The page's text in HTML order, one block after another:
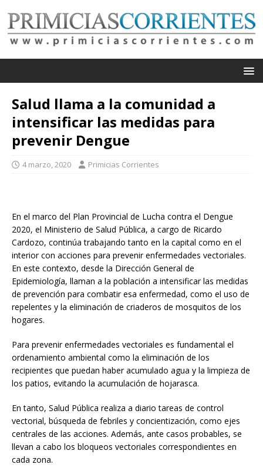
Salud llama a la comunidad a
intensificar las medidas para
prevenir Dengue
4 marzo, 2020 Primicias Corrientes
En el marco del Plan Provincial de Lucha contra el Dengue
2020, el Ministerio de Salud Pública, a cargo de Ricardo
Cardozo, continúa trabajando tanto en la capital como en el
interior con acciones para prevenir enfermedades vectoriales.
En este contexto, desde la Dirección General de
Epidemiología, llaman a la población a intensificar las medidas
de prevención para combatir esa enfermedad, como el uso de
repelentes y la eliminación de criaderos de mosquitos de los
hogares.
Para prevenir enfermedades vectoriales es fundamental el
ordenamiento ambiental como la eliminación de los
recipientes que puedan haber acumulado agua y la limpieza de
los patios, evitando la acumulación de hojarasca.
En tanto, Salud Pública realiza a diario tareas de control
vectorial, búsqueda de febriles y concientización, como ejes
centrales de las acciones. Además, ante casos probables, se
llevan a cabo los bloqueos vectoriales correspondientes en
cada zona.